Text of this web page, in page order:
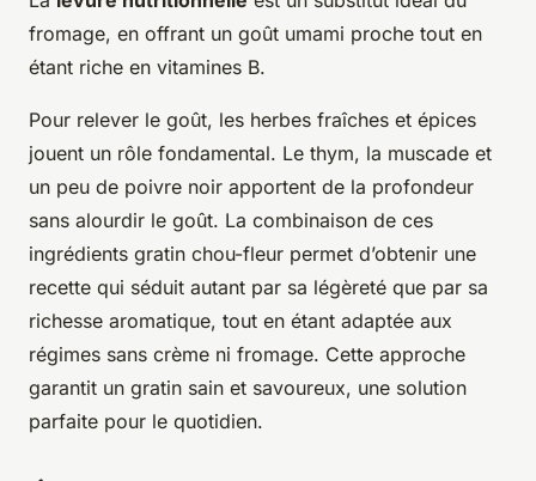
fromage, en offrant un goût umami proche tout en
étant riche en vitamines B.
Pour relever le goût, les herbes fraîches et épices
jouent un rôle fondamental. Le thym, la muscade et
un peu de poivre noir apportent de la profondeur
sans alourdir le goût. La combinaison de ces
ingrédients gratin chou-fleur permet d’obtenir une
recette qui séduit autant par sa légèreté que par sa
richesse aromatique, tout en étant adaptée aux
régimes sans crème ni fromage. Cette approche
garantit un gratin sain et savoureux, une solution
parfaite pour le quotidien.